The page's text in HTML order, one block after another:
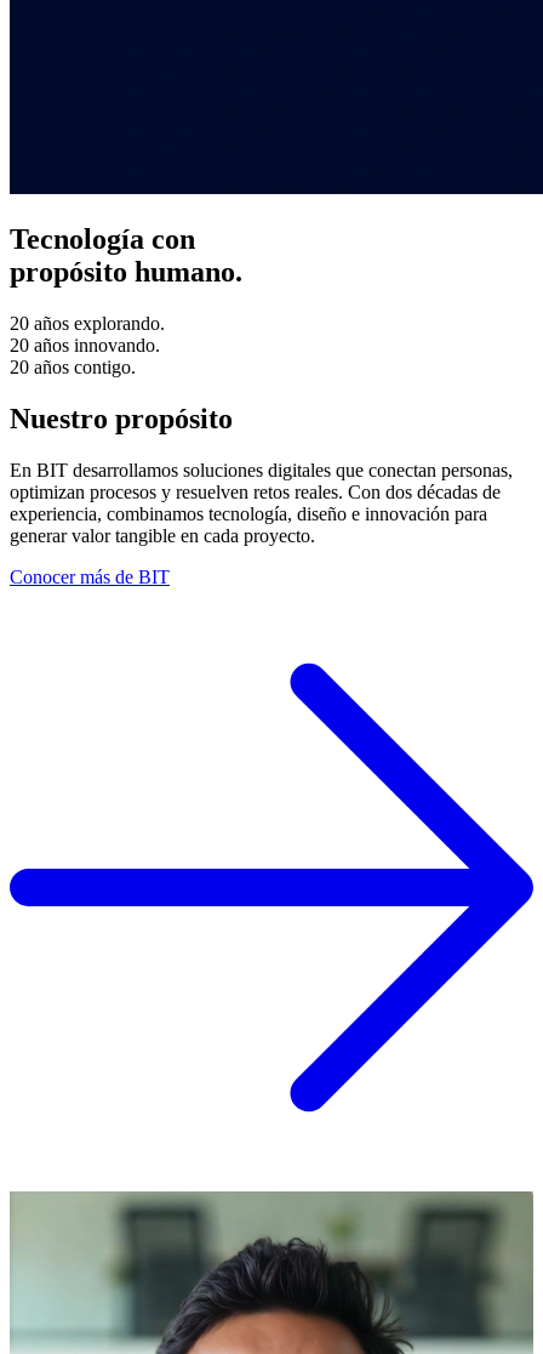
Tecnología con
propósito humano.
20 años explorando.
20 años innovando.
20 años contigo.
Nuestro propósito
En BIT desarrollamos soluciones digitales que conectan personas,
optimizan procesos y resuelven retos reales. Con dos décadas de
experiencia, combinamos tecnología, diseño e innovación para
generar valor tangible en cada proyecto.
Conocer más de BIT